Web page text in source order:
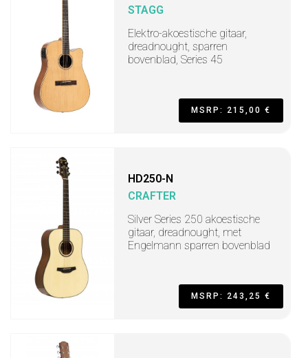
STAGG
Elektro-akoestische gitaar,
dreadnought, sparren
bovenblad, Series 45
MSRP: 215,00 €
HD250-N
CRAFTER
Silver Series 250 akoestische
gitaar, dreadnought, met
Engelmann sparren bovenblad
MSRP: 243,25 €